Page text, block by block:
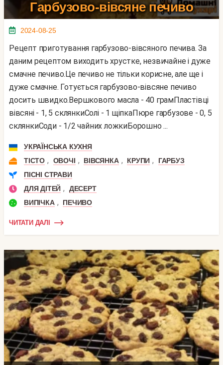
Гарбузово-вівсяне печиво
2024-08-25
Рецепт приготування гарбузово-вівсяного печива. За
даним рецептом виходить хрустке, незвичайне і дуже
смачне печиво.Це печиво не тільки корисне, але ще і
дуже смачне. Готується гарбузово-вівсяне печиво
досить швидко.Вершкового масла - 40 грамПластівці
вівсяні - 1, 5 склянкиСолі - 1 щіпкаПюре гарбузове - 0, 5
склянкиСоди - 1/2 чайних ложкиБорошно ...
УКРАЇНСЬКА КУХНЯ
ТІСТО , ОВОЧІ , ВІВСЯНКА , КРУПИ ,
ГАРБУЗ
ПІСНІ СТРАВИ
ДЛЯ ДІТЕЙ ,
ДЕСЕРТ
ВИПІЧКА , ПЕЧИВО
ЧИТАТИ ДАЛІ